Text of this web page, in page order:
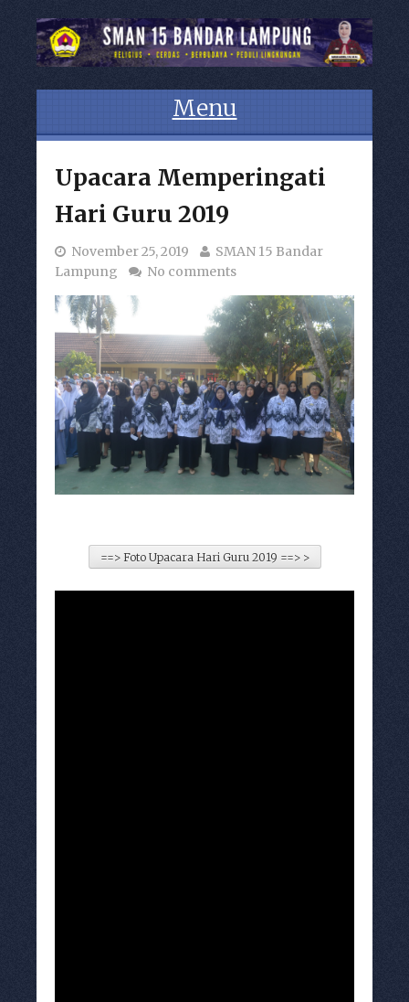
Menu
Upacara Memperingati
Hari Guru 2019
November 25, 2019
SMAN 15 Bandar
Lampung
No comments
==> Foto Upacara Hari Guru 2019 ==> >